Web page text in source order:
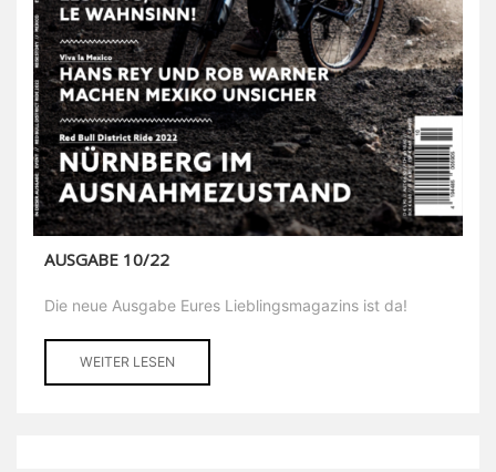
AUSGABE 10/22
Die neue Ausgabe Eures Lieblingsmagazins ist da!
WEITER LESEN